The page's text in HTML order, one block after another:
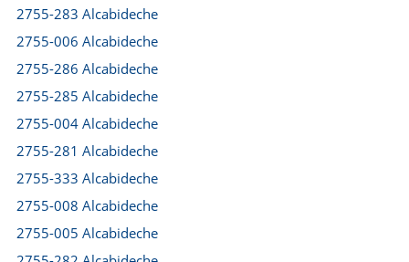
2755-283 Alcabideche
2755-006 Alcabideche
2755-286 Alcabideche
2755-285 Alcabideche
2755-004 Alcabideche
2755-281 Alcabideche
2755-333 Alcabideche
2755-008 Alcabideche
2755-005 Alcabideche